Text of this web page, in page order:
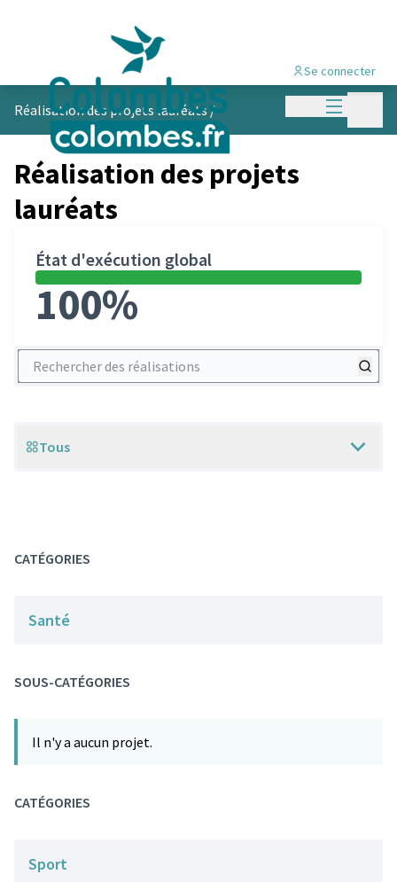
Menu
Se connecter
Réalisation des projets lauréats/
Réalisation des projets
lauréats
État d'exécution global
100%
Rechercher des réalisations
Scope
Tous
CATÉGORIES
Santé
SOUS-CATÉGORIES
Il n'y a aucun projet.
CATÉGORIES
Sport